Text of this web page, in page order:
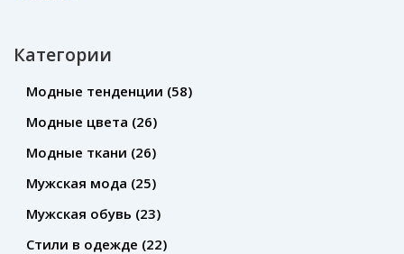
Категории
Модные тенденции (58)
Модные цвета (26)
Модные ткани (26)
Мужская мода (25)
Мужская обувь (23)
Стили в одежде (22)